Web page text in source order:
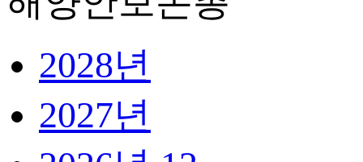
2028년
2027년